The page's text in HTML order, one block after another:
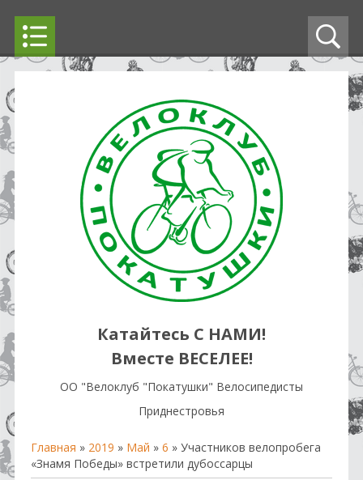
Катайтесь С НАМИ!
Вместе ВЕСЕЛЕЕ!
OO "Велоклуб "Покатушки" Велосипедисты
Приднестровья
Главная » 2019 » Май » 6 » Участников велопробега
«Знамя Победы» встретили дубоссарцы